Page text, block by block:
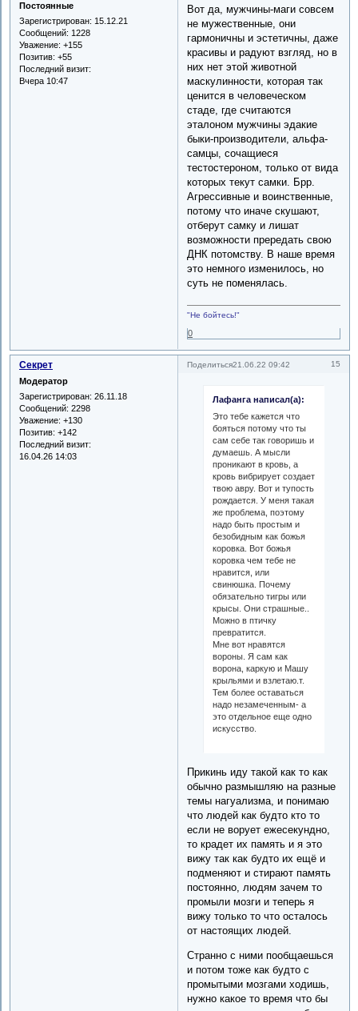
Постоянные
Зарегистрирован: 15.12.21
Сообщений: 1228
Уважение: +155
Позитив: +55
Последний визит:
Вчера 10:47
Вот да, мужчины-маги совсем
не мужественные, они
гармоничны и эстетичны, даже
красивы и радуют взгляд, но в
них нет этой животной
маскулинности, которая так
ценится в человеческом
стаде, где считаются
эталоном мужчины эдакие
быки-производители, альфа-
самцы, сочащиеся
тестостероном, только от вида
которых текут самки. Брр.
Агрессивные и воинственные,
потому что иначе скушают,
отберут самку и лишат
возможности прередать свою
ДНК потомству. В наше время
это немного изменилось, но
суть не поменялась.
"Не бойтесь!"
0
Поделиться 15
21.06.22 09:42
Секрет
Модератор
Зарегистрирован: 26.11.18
Сообщений: 2298
Уважение: +130
Позитив: +142
Последний визит:
16.04.26 14:03
Лафанга написал(а):
Это тебе кажется что
бояться потому что ты
сам себе так говоришь и
думаешь. А мысли
проникают в кровь, а
кровь вибрирует создает
твою авру. Вот и тупость
рождается. У меня такая
же проблема, поэтому
надо быть простым и
безобидным как божья
коровка. Вот божья
коровка чем тебе не
нравится, или
свинюшка. Почему
обязательно тигры или
крысы. Они страшные..
Можно в птичку
превратится.
Мне вот нравятся
вороны. Я сам как
ворона, каркую и Машу
крыльями и взлетаю.т.
Тем более оставаться
надо незамеченным- а
это отдельное еще одно
искусство.
Прикинь иду такой как то как
обычно размышляю на разные
темы нагуализма, и понимаю
что людей как будто кто то
если не ворует ежесекундно,
то крадет их память и я это
вижу так как будто их ещё и
подменяют и стирают память
постоянно, людям зачем то
промыли мозги и теперь я
вижу только то что осталось
от настоящих людей.
Странно с ними пообщаешься
и потом тоже как будто с
промытыми мозгами ходишь,
нужно какое то время что бы